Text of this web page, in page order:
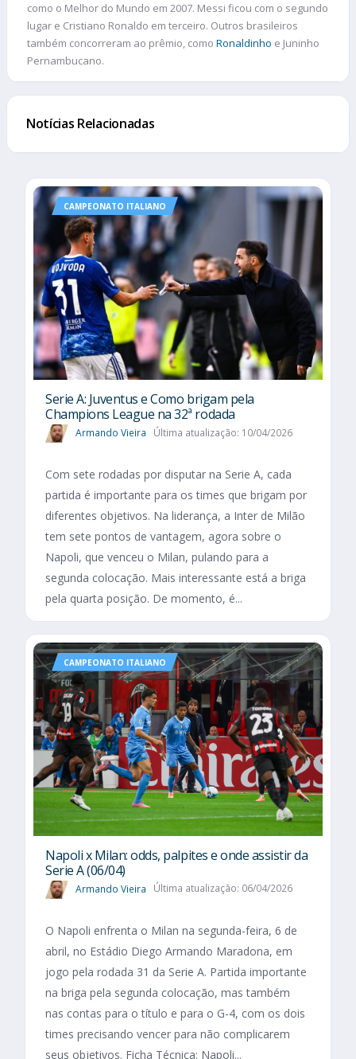
como o Melhor do Mundo em 2007. Messi ficou com o segundo
lugar e Cristiano Ronaldo em terceiro. Outros brasileiros
também concorreram ao prêmio, como Ronaldinho e Juninho
Pernambucano.
Notícias Relacionadas
CAMPEONATO ITALIANO
Serie A: Juventus e Como brigam pela
Champions League na 32ª rodada
Armando Vieira Última atualização: 10/04/2026
Com sete rodadas por disputar na Serie A, cada
partida é importante para os times que brigam por
diferentes objetivos. Na liderança, a Inter de Milão
tem sete pontos de vantagem, agora sobre o
Napoli, que venceu o Milan, pulando para a
segunda colocação. Mais interessante está a briga
pela quarta posição. De momento, é...
CAMPEONATO ITALIANO
Napoli x Milan: odds, palpites e onde assistir da
Serie A (06/04)
Armando Vieira Última atualização: 06/04/2026
O Napoli enfrenta o Milan na segunda-feira, 6 de
abril, no Estádio Diego Armando Maradona, em
jogo pela rodada 31 da Serie A. Partida importante
na briga pela segunda colocação, mas também
nas contas para o título e para o G-4, com os dois
times precisando vencer para não complicarem
seus objetivos. Ficha Técnica: Napoli...